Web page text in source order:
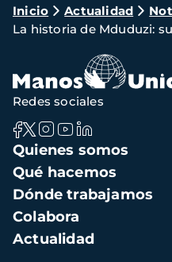
Ruta
de
navegación
Inicio Actualidad
La historia de Mduduzi:
Navegación
principal
Quienes somos
Qué hacemos
Dónde trabajamos
Colabora
Actualidad
Redes sociales